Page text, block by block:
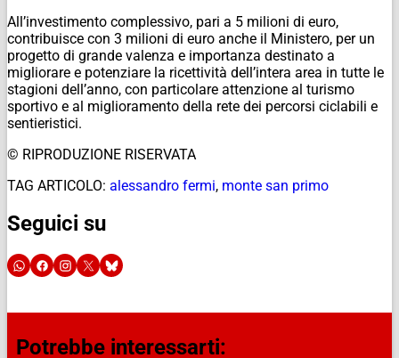
All’investimento complessivo, pari a 5 milioni di euro,
contribuisce con 3 milioni di euro anche il Ministero, per un
progetto di grande valenza e importanza destinato a
migliorare e potenziare la ricettività dell’intera area in tutte le
stagioni dell’anno, con particolare attenzione al turismo
sportivo e al miglioramento della rete dei percorsi ciclabili e
sentieristici.
© RIPRODUZIONE RISERVATA
TAG ARTICOLO: alessandro fermi, monte san primo
Seguici su
Potrebbe interessarti: